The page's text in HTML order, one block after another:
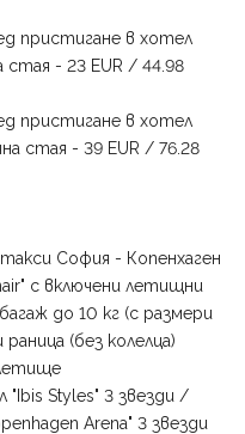
пристигане в хотел
- 23 EUR / 44.98
пристигане в хотел
стая - 39 EUR / 76.28
София - Копенхаген
с включени летищни
до 10 кг (с размери
(без колелца)
"Ibis Styles" 3 звезди /
Arena" 3 звезди